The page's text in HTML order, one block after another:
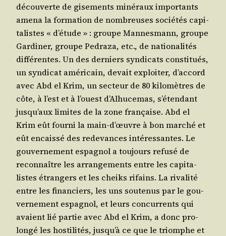
décou­verte de gise­ments miné­raux impor­tants
ame­na la for­ma­tion de nom­breuses socié­tés capi­
ta­listes « d’é­tude » : groupe Man­nes­mann, groupe
Gar­di­ner, groupe Pedra­za, etc., de natio­na­li­tés
dif­fé­rentes. Un des der­niers syn­di­cats consti­tués,
un syn­di­cat amé­ri­cain, devait exploi­ter, d’ac­cord
avec Abd el Krim, un sec­teur de 80 kilo­mètres de
côte, à l’est et à l’ouest d’Al­hu­ce­mas, s’é­ten­dant
jus­qu’aux limites de la zone fran­çaise. Abd el
Krim eût four­ni la main-d’œuvre à bon mar­ché et
eût encais­sé des rede­vances inté­res­santes. Le
gou­ver­ne­ment espa­gnol a tou­jours refu­sé de
recon­naître les arran­ge­ments entre les capi­ta­
listes étran­gers et les cheiks rifains. La riva­li­té
entre les finan­ciers, les uns sou­te­nus par le gou­
ver­ne­ment espa­gnol, et leurs concur­rents qui
avaient lié par­tie avec Abd el Krim, a donc pro­
lon­gé les hos­ti­li­tés, jus­qu’à ce que le triomphe et